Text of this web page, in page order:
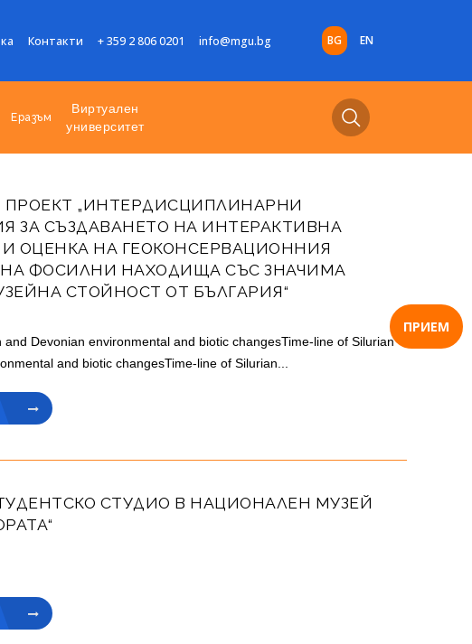
ПРИЕМ
Контакти + 359 2 806 0201 info@mgu.bg BG EN
Еразъм
Виртуален
университет
„ИНТЕРДИСЦИПЛИНАРНИ
ЗА СЪЗДАВАНЕТО НА ИНТЕРАКТИВНА
ОЦЕНКА НА ГЕОКОНСЕРВАЦИОННИЯ
ФОСИЛНИ НАХОДИЩА СЪС ЗНАЧИМА
СТОЙНОСТ ОТ БЪЛГАРИЯ“
and Devonian environmental and biotic changesTime-line of Silurian
and biotic changesTime-line of Silurian...
СТУДИО В НАЦИОНАЛЕН МУЗЕЙ